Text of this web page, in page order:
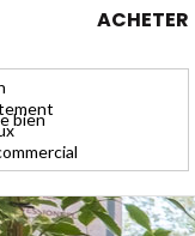
ACHETER
bien